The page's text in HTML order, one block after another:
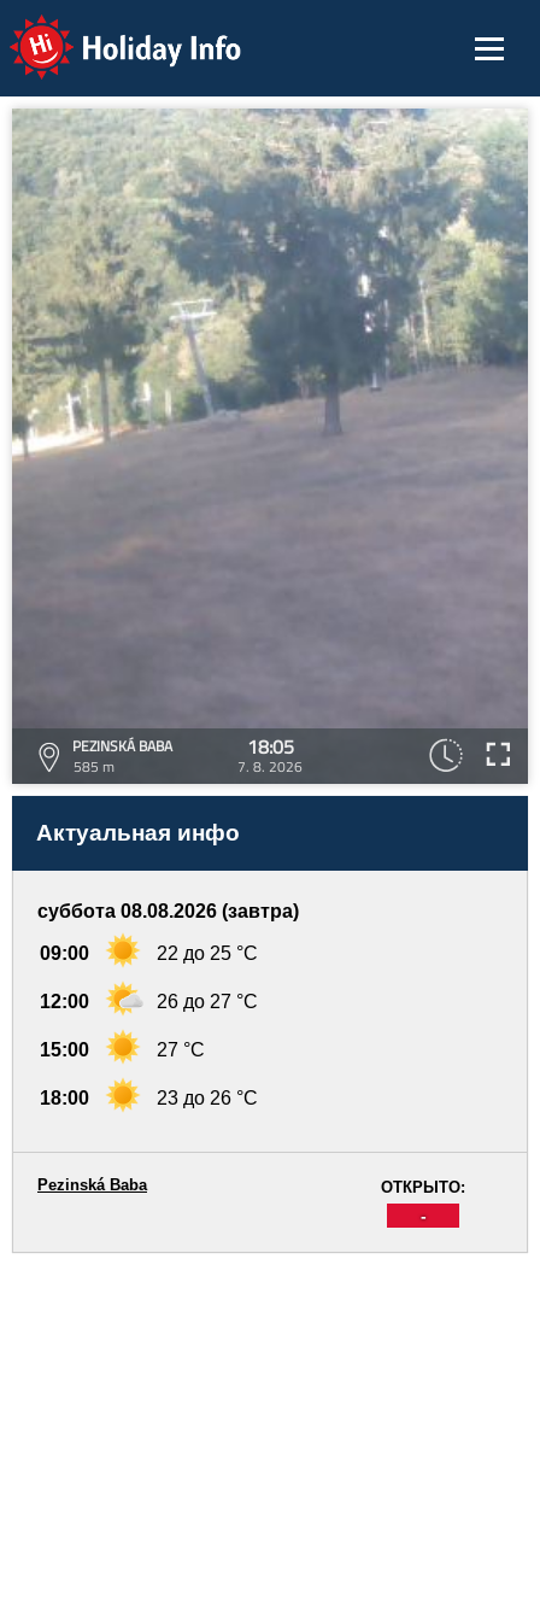
Holiday Info
PEZINSKÁ BABA
585 m
18:05
7. 8. 2026
Актуальная инфо
суббота 08.08.2026 (завтра)
09:00 22 до 25 °C
12:00 26 до 27 °C
15:00 27 °C
18:00 23 до 26 °C
ОТКРЫТО:
-
Pezinská Baba